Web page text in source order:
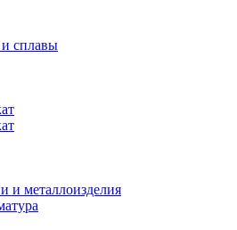
и сплавы
и металлоизделия